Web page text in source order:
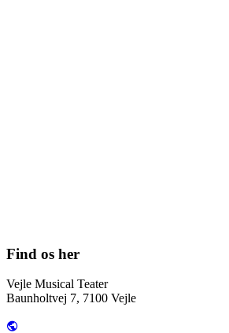
Find os her
Vejle Musical Teater
Baunholtvej 7, 7100 Vejle